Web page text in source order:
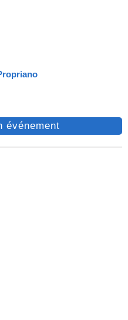
événement